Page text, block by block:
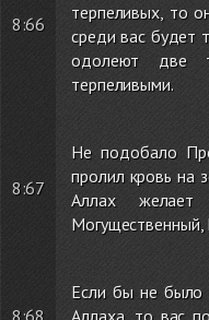
8:66
терпеливых, то
среди вас будет
одолеют две
терпеливыми.
8:67
Не подобало
пролил кровь на
Аллах
8:68
Если бы не было
Аллаха, то вас